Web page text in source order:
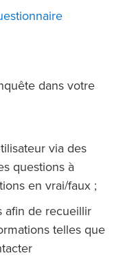
dans votre
via des
questions à
en vrai/faux ;
afin de recueillir
telles que